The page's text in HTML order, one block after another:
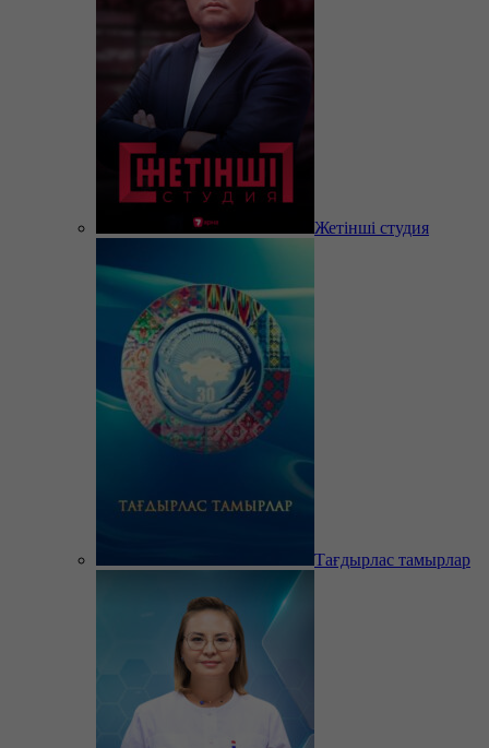
Жетінші студия
Тағдырлас тамырлар